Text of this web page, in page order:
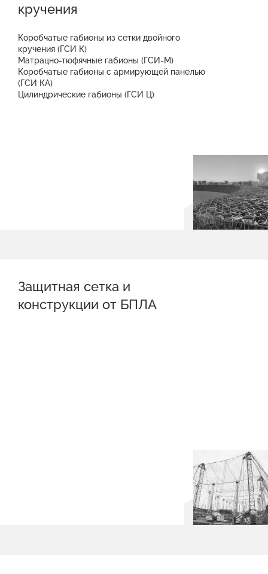
кручения
Коробчатые габионы из сетки двойного
кручения (ГСИ К)
Матрацно-тюфячные габионы (ГСИ-М)
Коробчатые габионы с армирующей панелью
(ГСИ КА)
Цилиндрические габионы (ГСИ Ц)
Защитная сетка и
конструкции от БПЛА